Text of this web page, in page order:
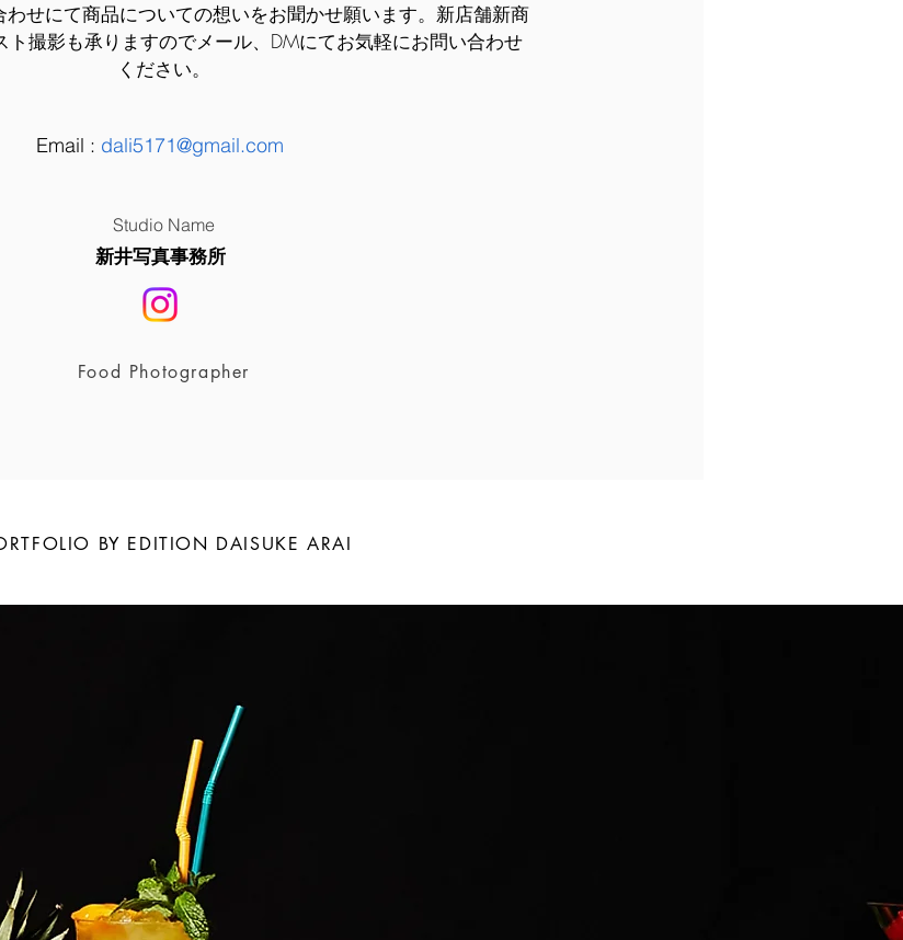
せにて商品についての想いをお聞かせ願います。 新店舗新商
ト撮影も承りますのでメール、DMにてお気軽にお問い合わせ
ください。
Email : dali5171@gmail.com
Studio Name
新井写真事務所
Food Photographer
BY EDITION DAISUKE ARAI